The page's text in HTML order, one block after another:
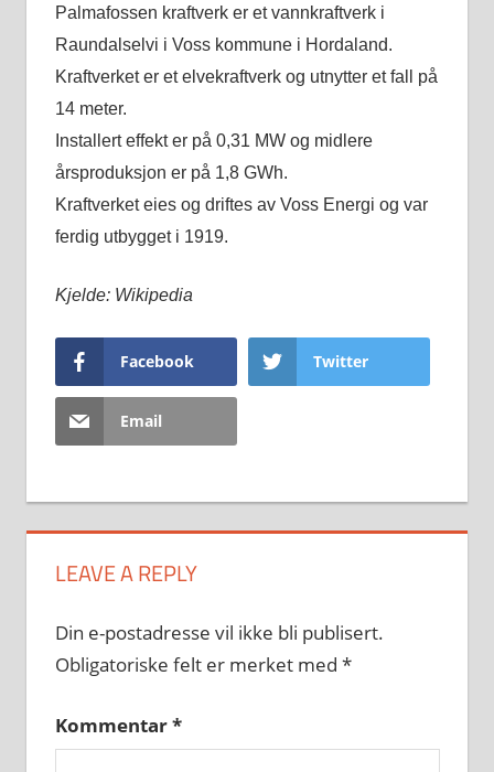
Palmafossen kraftverk er et vannkraftverk i
Raundalselvi i Voss kommune i Hordaland.
Kraftverket er et elvekraftverk og utnytter et fall på
14 meter.
Installert effekt er på 0,31 MW og midlere
årsproduksjon er på 1,8 GWh.
Kraftverket eies og driftes av Voss Energi og var
ferdig utbygget i 1919.
Kjelde: Wikipedia
Facebook Twitter
Email
LEAVE A REPLY
Din e-postadresse vil ikke bli publisert.
Obligatoriske felt er merket med *
Kommentar*